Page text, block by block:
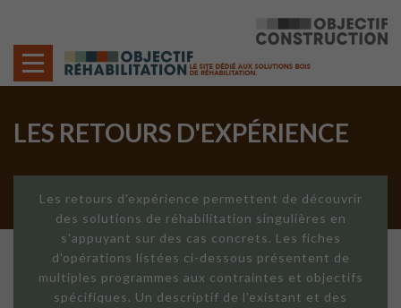
LES RETOURS D'EXPÉRIENCE
Les retours d'expérience permettent de découvrir
des solutions de réhabilitation singulières en
s'appuyant sur des cas concrets. Les fiches
d'opérations listées ci-dessous présentent de
multiples programmes aux contraintes et objectifs
spécifiques. Un descriptif de l'existant et des